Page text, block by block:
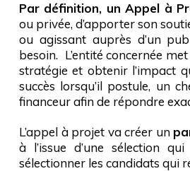
Par définition, un Appel à
ou privée, d’apporter son
ou agissant auprès d’un
besoin. L’entité concernée
stratégie et obtenir l’impact
succès lorsqu’il postule, un
financeur afin de répondre
L’appel à projet va créer un
à l’issue d’une sélection
sélectionner les candidats qui